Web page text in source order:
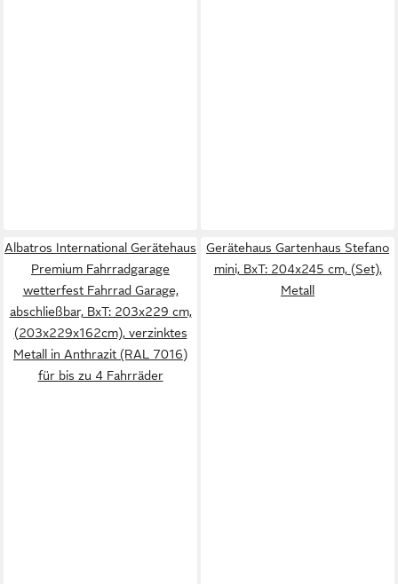
Albatros International Gerätehaus
Premium Fahrradgarage
wetterfest Fahrrad Garage,
abschließbar, BxT: 203x229 cm,
(203x229x162cm), verzinktes
Metall in Anthrazit (RAL 7016)
für bis zu 4 Fahrräder
Gerätehaus Gartenhaus Stefano
mini, BxT: 204x245 cm, (Set),
Metall